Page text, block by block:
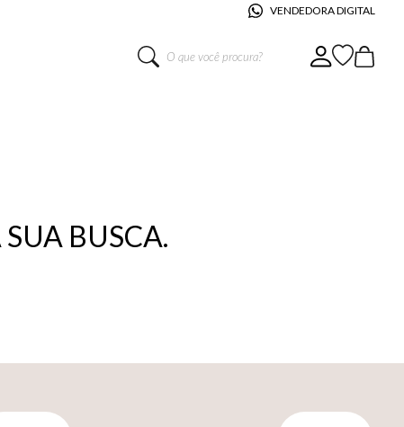
VENDEDORA DIGITAL
O que você procura?
BUSCA.